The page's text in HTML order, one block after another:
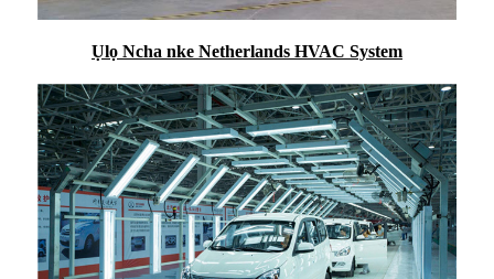
Ụlọ Ncha nke Netherlands HVAC System